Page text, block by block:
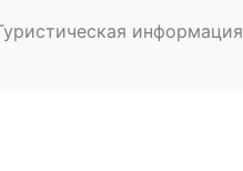
информация